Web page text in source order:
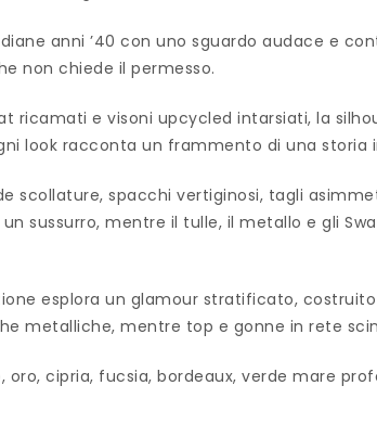
anni ’40 con uno sguardo audace e
non chiede il permesso.
e visoni upcycled intarsiati, la
look racconta un frammento di una
scollature, spacchi vertiginosi, tagli
sussurro, mentre il tulle, il metallo e gli
esplora un glamour stratificato,
metalliche, mentre top e gonne in rete
cipria, fucsia, bordeaux, verde mare